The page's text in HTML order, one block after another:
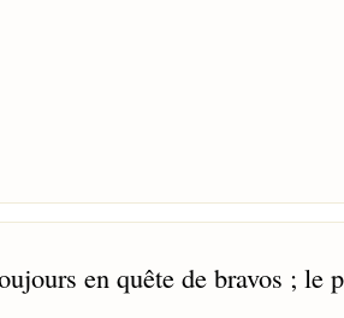
en quête de bravos ; le